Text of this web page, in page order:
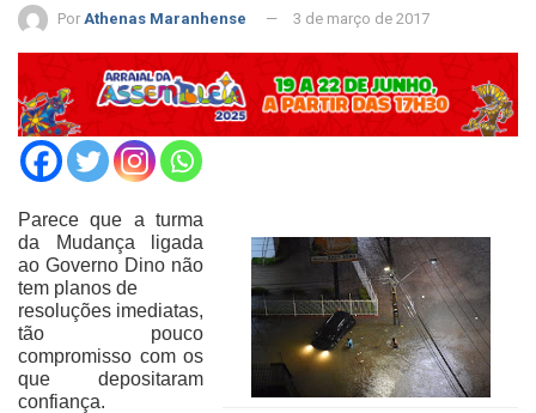
Por Athenas Maranhense 3 de março de 2017
Parece que a turma
da Mudança ligada
ao Governo Dino não
tem planos de
resoluções imediatas,
tão pouco
compromisso com os
que depositaram
confiança.